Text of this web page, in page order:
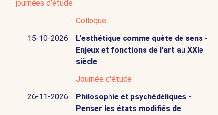
journées d’étude
Colloque
15-10-2026
L'esthétique comme quête de sens -
Enjeux et fonctions de l'art au XXIe
siècle
Journée d'étude
26-11-2026
Philosophie et psychédéliques -
Penser les états modifiés de